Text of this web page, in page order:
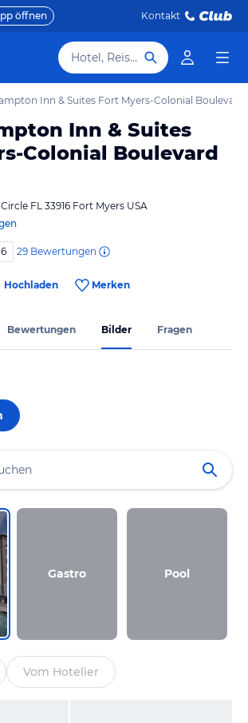
öffnen Kontakt
Hotel, Reiseziel
Inn & Suites Fort Myers-Colonial Boulevard
Inn & Suites
Colonial Boulevard
FL 33916 Fort Myers USA
29 Bewertungen
Hochladen Merken
Bewertungen Bilder Fragen
Gastro Pool
Vom Hotelier